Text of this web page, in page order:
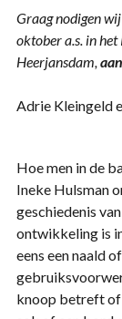
Graag nodigen
oktober a.s. in het
Heerjansdam,
Uw
Adrie
Thema-
Hoe men in de
Ineke
geschiedenis
ontwikkeling is
eens een naald
knoop betreft of